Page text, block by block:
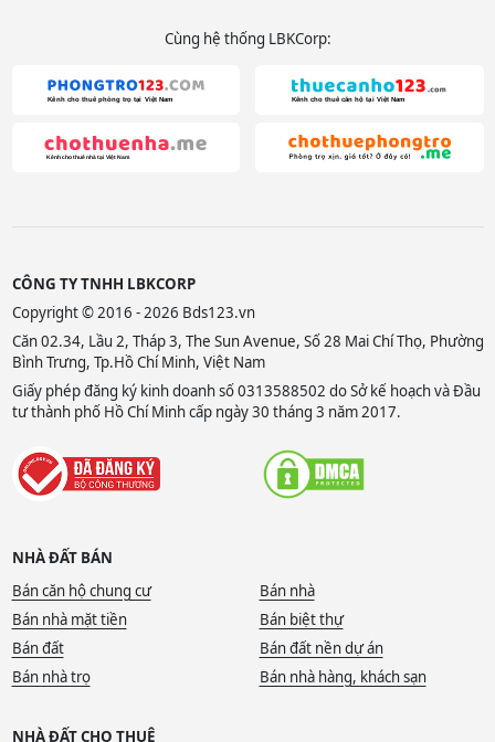
Cùng hệ thống LBKCorp:
CÔNG TY TNHH LBKCORP
Copyright © 2016 - 2026 Bds123.vn
Căn 02.34, Lầu 2, Tháp 3, The Sun Avenue, Số 28 Mai Chí Thọ, Phường
Bình Trưng, Tp.Hồ Chí Minh, Việt Nam
Giấy phép đăng ký kinh doanh số 0313588502 do Sở kế hoạch và Đầu
tư thành phố Hồ Chí Minh cấp ngày 30 tháng 3 năm 2017.
NHÀ ĐẤT BÁN
Bán căn hộ chung cư
Bán nhà
Bán nhà mặt tiền
Bán biệt thự
Bán đất
Bán đất nền dự án
Bán nhà trọ
Bán nhà hàng, khách sạn
NHÀ ĐẤT CHO THUÊ